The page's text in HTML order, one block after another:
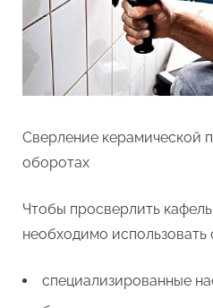
Сверление керамической
оборотах
Чтобы просверлить
необходимо использовать
специализированные